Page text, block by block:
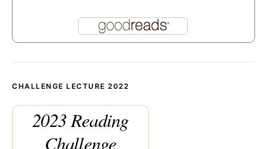
CHALLENGE LECTURE 2022
2023 Reading
Challenge